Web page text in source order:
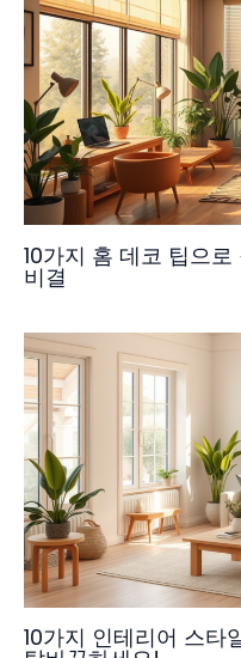
10가지 홈 데코 팁으
비결
10가지 인테리어 스타